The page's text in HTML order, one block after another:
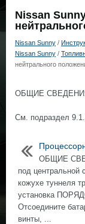
Nissan
Nissan Sunny /
Nissan Sunny /
нейтрального
ОБЩИЕ
Cм. подраздел
ОБЩИЕ
под центральной
кожухе туннеля
установка
Отсоедините
винты, ...